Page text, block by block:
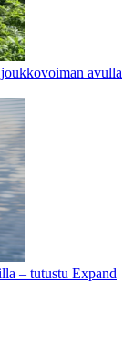
joukkovoiman avulla
– tutustu Expand